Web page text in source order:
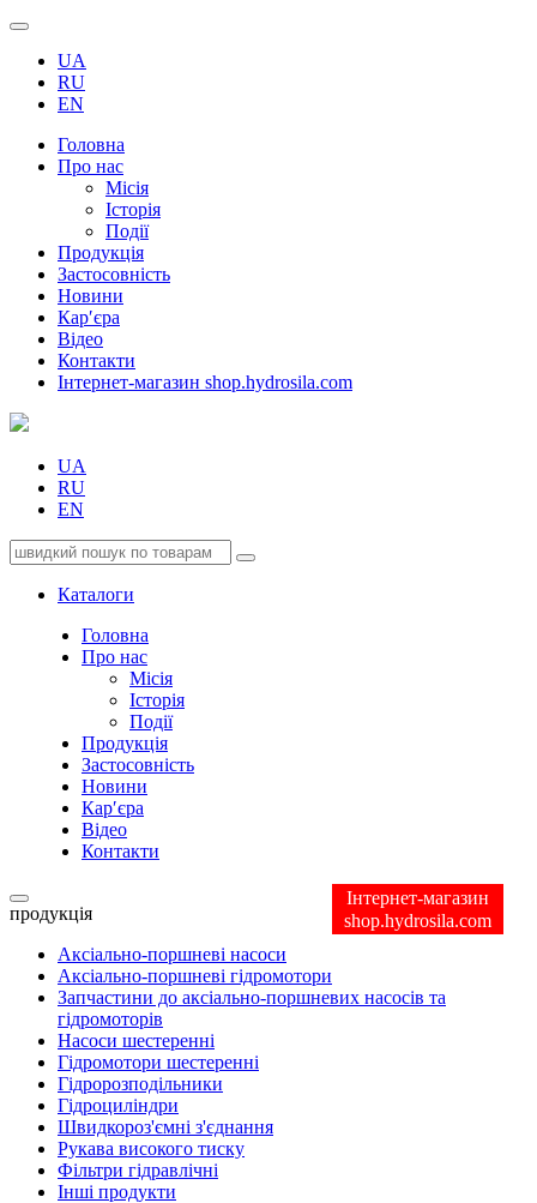
UA
RU
EN
Головна
Про нас
Місія
Історія
Події
Продукція
Застосовність
Новини
Кар′єра
Відео
Контакти
Інтернет-магазин shop.hydrosila.com
UA
RU
EN
Каталоги
Головна
Про нас
Місія
Історія
Події
Продукція
Застосовність
Новини
Кар′єра
Відео
Контакти
Інтернет-магазин
shop.hydrosila.com
продукція
Аксіально-поршневі насоси
Аксіально-поршневі гідромотори
Запчастини до аксіально-поршневих насосів та
гідромоторів
Насоси шестеренні
Гідромотори шестеренні
Гідророзподільники
Гідроциліндри
Швидкороз'ємні з'єднання
Рукава високого тиску
Фільтри гідравлічні
Інші продукти